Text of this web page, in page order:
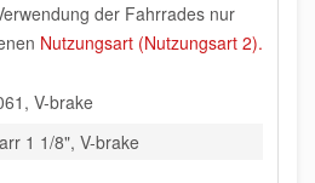
der Fahrrades nur
Nutzungsart (Nutzungsart 2).
V-brake
1 1/8", V-brake